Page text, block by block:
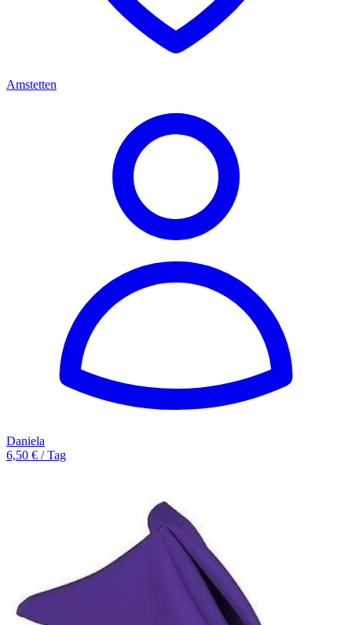
Amstetten
Daniela
6,50 € / Tag